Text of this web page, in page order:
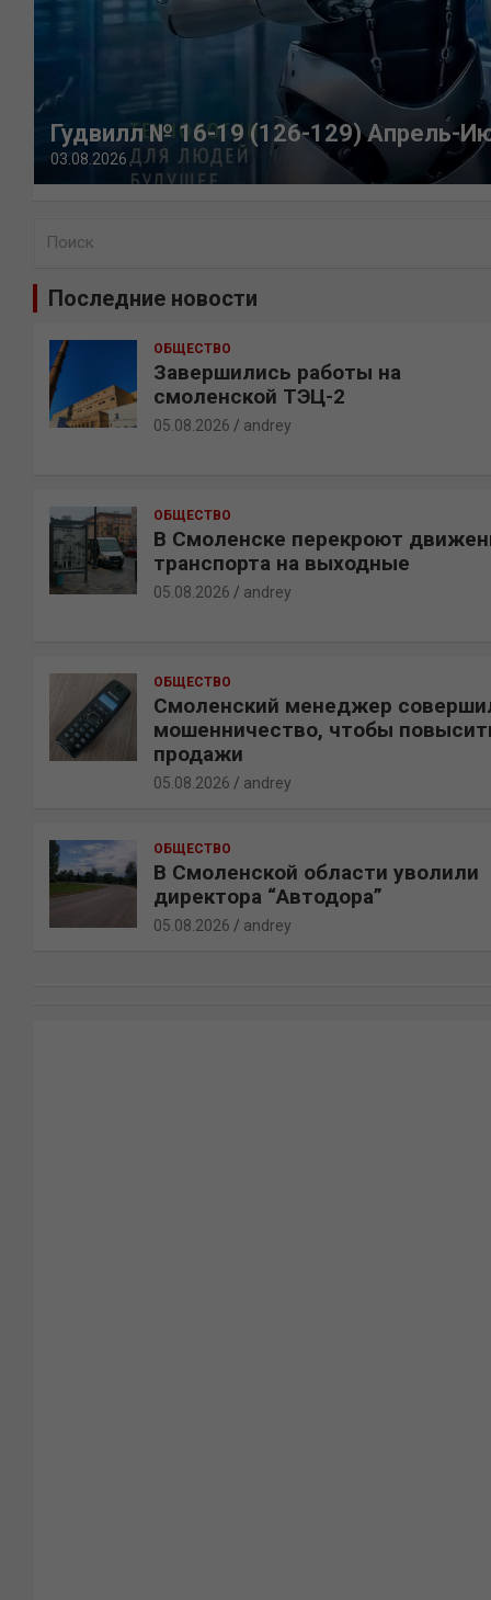
Гудвилл № 16-19 (126-129) Апрель-
03.08.2026
Последние новости
ОБЩЕСТВО
Завершились работы на
смоленской ТЭЦ-2
05.08.2026 andrey
ОБЩЕСТВО
В Смоленске перекроют
транспорта на выходные
05.08.2026 andrey
ОБЩЕСТВО
Смоленский менеджер
мошенничество, чтобы
продажи
05.08.2026 andrey
ОБЩЕСТВО
В Смоленской области уволили
директора “Автодора”
05.08.2026 andrey